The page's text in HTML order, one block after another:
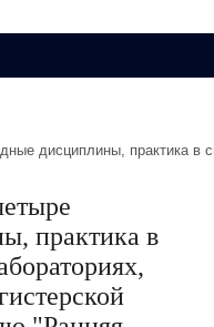
дисциплины, практика в
практика в